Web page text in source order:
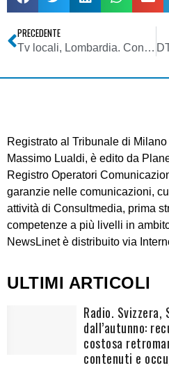
PRECEDENTE
Tv locali, Lombardia. Consiglio regionale: Boni, le tv locali risorsa da salvaguardare
Registrato al Tribunale di
Massimo Lualdi, è edito da
Registro Operatori
garanzie nelle comunicazioni,
attività di Consultmedia, prima
competenze a più livelli in
NewsLinet è distribuito via
ULTIMI ARTICOLI
Radio. Svizzera,
dall’autunno:
costosa
contenuti e